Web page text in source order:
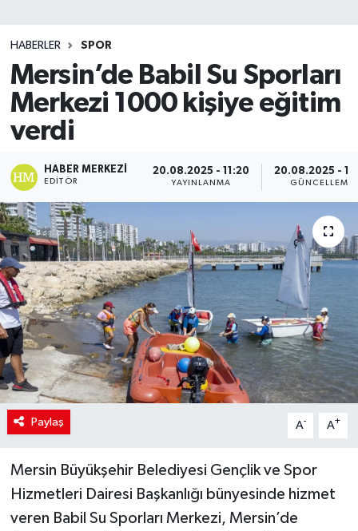
HABERLER SPOR
Mersin’de Babil Su Sporları
Merkezi 1000 kişiye eğitim
verdi
HABER MERKEZI
EDITÖR
20.08.2025 - 11:20
YAYINLANMA
20.08.2025 -
GÜNCELLEME
Paylaş A- A+
Mersin Büyükşehir Belediyesi Gençlik ve Spor
Hizmetleri Dairesi Başkanlığı bünyesinde hizmet
veren Babil Su Sporları Merkezi, Mersin’de
Teknoloji
TRABZON